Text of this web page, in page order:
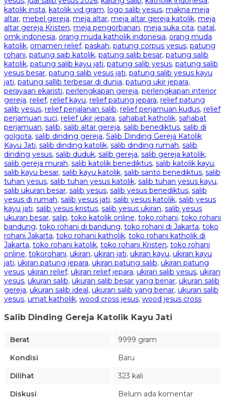
katolik insta, katolik vid gram, logo salib yesus, makna meja
altar, mebel gereja, meja altar, meja altar gereja katolik, meja
altar gereja Kristen, meja pengorbanan, meja suka cita, natal ,
omk indonesia, orang muda katholik indonesia, orang muda
katolik, ornamen relief, paskah, patung corpus yesus, patung
rohani, patung saib katolik, patung salib besar, patung salib
katolik, patung salib kayu jati, patung salib yesus, patung salib
yesus besar, patung salib yesus jati, patung salib yesus kayu
jati, patung sallib terbesar di dunia, patung ukir jepara,
perayaan ekaristi, perlengkapan gereja, perlengkapan interior
gereja, relief, relief kayu, relief patung jepara, relief patung
salib yesus, relief perjalanan salib, relief perjamuan kudus, relief
perjamuan suci, relief ukir jepara, sahabat katholik, sahabat
perjamuan, salib, salib altar gereja, salib benediktus, salib di
golgota, salib dinding gereja, Salib Dinding Gereja Katolik
Kayu Jati, salib dinding katolik, salib dinding rumah, salib
dinding yesus, salib duduk, salib gereja, salib gereja katolik,
salib gereja murah, salib katolik benediktus, salib katolik kayu,
salib kayu besar, salib kayu katolik, salib santo benediktus, salib
tuhan yesus, salib tuhan yesus katolik, salib tuhan yesus kayu,
salib ukuran besar, salib yesus, salib yesus benediktus, salib
yesus di rumah, salib yesus jati, salib yesus katolik, salib yesus
kayu jati, salib yesus kristus, salib yesus ukiran, salib yesus
ukuran besar, salip, toko katolik online, toko rohani, toko rohani
bandung, toko rohani di bandung, toko rohani di Jakarta, toko
rohani Jakarta, toko rohani katholik, toko rohani katholik di
Jakarta, toko rohani katolik, toko rohani Kristen, toko rohani
online, tokorohani, ukiran, ukiran jati, ukiran kayu, ukiran kayu
jati, ukiran patung jepara, ukiran patung salib, ukiran patung
yesus, ukiran relief, ukiran relief jepara, ukiran salib yesus, ukiran
yesus, ukuran salib, ukuran salib besar yang benar, ukuran salib
gereja, ukuran salib ideal , ukuran salib yang benar, ukuran salib
yesus, umat katholik, wood cross jesus, wood jesus cross
Salib Dinding Gereja Katolik Kayu Jati
Berat
9999 gram
Kondisi
Baru
Dilihat
323 kali
Diskusi
Belum ada komentar